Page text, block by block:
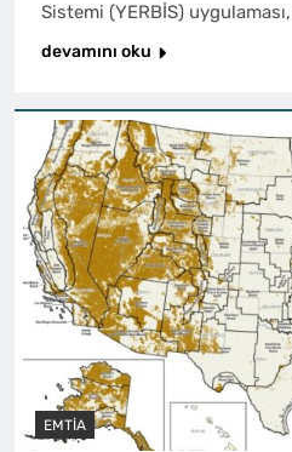
Sistemi (YERBİS)
devamını oku
EMTIA